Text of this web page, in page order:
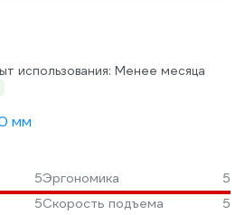
использования: Менее месяца
мм
5Эргономика
5
5Скорость подъема 5